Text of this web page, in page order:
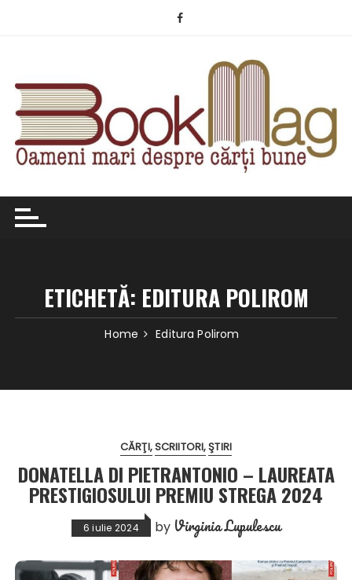
ETICHETĂ: EDITURA POLIROM
Home Editura Polirom
CĂRŢI SCRIITORI ŞTIRI
DONATELLA DI PIETRANTONIO – LAUREATA
PRESTIGIOSULUI PREMIU STREGA 2024
6 iulie 2024 by Virginia Lupulescu